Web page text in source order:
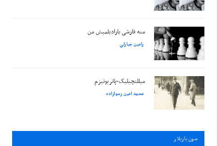
منه قارشی یارادیلمیش من
رامین جبارلی
میللتچیلیک-پاتریوتیزم
محمد امین رسولزاده
سون يازيلار